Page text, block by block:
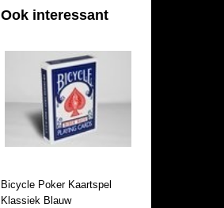
Ook interessant
Bicycle Poker Kaartspel
Klassiek Blauw